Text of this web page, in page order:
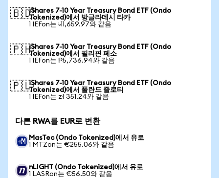
🇧🇩iShares 7-10 Year Treasury Bond ETF (Ondo
Tokenized)에서 방글라데시 타카
1 IEFon는 ৳11,659.97와 같음
🇵🇭iShares 7-10 Year Treasury Bond ETF (Ondo
Tokenized)에서 필리핀 페소
1 IEFon는 ₱5,736.94와 같음
🇵🇱iShares 7-10 Year Treasury Bond ETF (Ondo
Tokenized)에서 폴란드 즐로티
1 IEFon는 zł 351.24와 같음
다른 RWA를 EUR로 변환
MasTec (Ondo Tokenized)에서 유로
1 MTZon는 €255.06와 같음
nLIGHT (Ondo Tokenized)에서 유로
1 LASRon는 €56.50와 같음